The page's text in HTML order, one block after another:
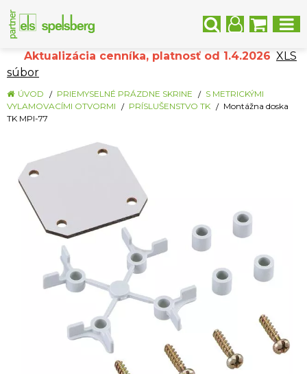
Aktualizácia cenníka, platnosť od 1.4.2026 XLS
súbor
ÚVOD PRIEMYSELNÉ PRÁZDNE SKRINE
S METRICKÝMI
VYLAMOVACÍMI OTVORMI
PRÍSLUŠENSTVO TK
Montážna doska
TK MPI-77